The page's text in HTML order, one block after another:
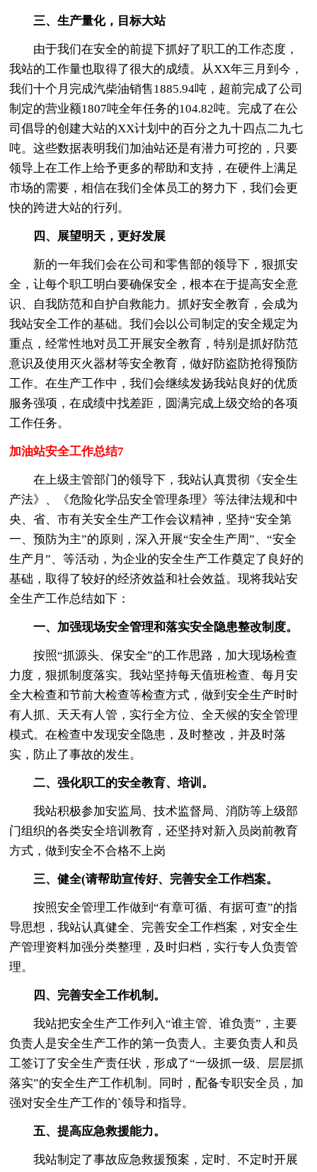
三、生产量化，目标大站
由于我们在安全的前提下抓好了职工的工作态度，
我站的工作量也取得了很大的成绩。从XX年三月到今，
我们十个月完成汽柴油销售1885.94吨，超前完成了公司
制定的营业额1807吨全年任务的104.82吨。完成了在公
司倡导的创建大站的XX计划中的百分之九十四点二九七
吨。这些数据表明我们加油站还是有潜力可挖的，只要
领导上在工作上给予更多的帮助和支持，在硬件上满足
市场的需要，相信在我们全体员工的努力下，我们会更
快的跨进大站的行列。
四、展望明天，更好发展
新的一年我们会在公司和零售部的领导下，狠抓安
全，让每个职工明白要确保安全，根本在于提高安全意
识、自我防范和自护自救能力。抓好安全教育，会成为
我站安全工作的基础。我们会以公司制定的安全规定为
重点，经常性地对员工开展安全教育，特别是抓好防范
意识及使用灭火器材等安全教育，做好防盗防抢得预防
工作。在生产工作中，我们会继续发扬我站良好的优质
服务强项，在成绩中找差距，圆满完成上级交给的各项
工作任务。
加油站安全工作总结7
在上级主管部门的领导下，我站认真贯彻《安全生
产法》、《危险化学品安全管理条理》等法律法规和中
央、省、市有关安全生产工作会议精神，坚持“安全第
一、预防为主”的原则，深入开展“安全生产周”、“安全
生产月”、等活动，为企业的安全生产工作奠定了良好的
基础，取得了较好的经济效益和社会效益。现将我站安
全生产工作总结如下：
一、加强现场安全管理和落实安全隐患整改制度。
按照“抓源头、保安全”的工作思路，加大现场检查
力度，狠抓制度落实。我站坚持每天值班检查、每月安
全大检查和节前大检查等检查方式，做到安全生产时时
有人抓、天天有人管，实行全方位、全天候的安全管理
模式。在检查中发现安全隐患，及时整改，并及时落
实，防止了事故的发生。
二、强化职工的安全教育、培训。
我站积极参加安监局、技术监督局、消防等上级部
门组织的各类安全培训教育，还坚持对新入员岗前教育
方式，做到安全不合格不上岗
三、健全(请帮助宣传好、完善安全工作档案。
按照安全管理工作做到“有章可循、有据可查”的指
导思想，我站认真健全、完善安全工作档案，对安全生
产管理资料加强分类整理，及时归档，实行专人负责管
理。
四、完善安全工作机制。
我站把安全生产工作列入“谁主管、谁负责”，主要
负责人是安全生产工作的第一负责人。主要负责人和员
工签订了安全生产责任状，形成了“一级抓一级、层层抓
落实”的安全生产工作机制。同时，配备专职安全员，加
强对安全生产工作的`领导和指导。
五、提高应急救援能力。
我站制定了事故应急救援预案，定时、不定时开展